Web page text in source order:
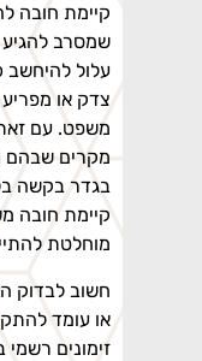
קיימת חובה
שמסרב להגיע
עלול להיחשב כמי
צדק או מפריע
משפט. עם זאת,
מקרים שבהם
בגדר בקשה בלבד,
קיימת חובה
מוחלטת להתייצב.
חשוב לבדוק האם
או עומד להתקבל
זימונים רשמי